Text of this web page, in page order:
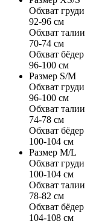
Обхват груди
92-96 см
Обхват талии
70-74 см
Обхват бёдер
96-100 см
Размер S/M
Обхват груди
96-100 см
Обхват талии
74-78 см
Обхват бёдер
100-104 см
Размер M/L
Обхват груди
100-104 см
Обхват талии
78-82 см
Обхват бёдер
104-108 см